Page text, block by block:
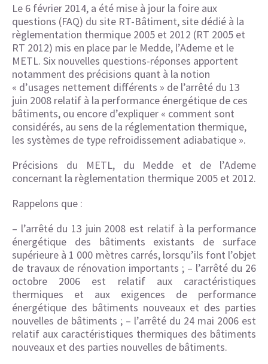
Le 6 février 2014, a été mise à jour la foire aux
questions (FAQ) du site RT-Bâtiment, site dédié à la
règlementation thermique 2005 et 2012 (RT 2005 et
RT 2012) mis en place par le Medde, l’Ademe et le
METL. Six nouvelles questions-réponses apportent
notamment des précisions quant à la notion
« d’usages nettement différents » de l’arrêté du 13
juin 2008 relatif à la performance énergétique de ces
bâtiments, ou encore d’expliquer « comment sont
considérés, au sens de la réglementation thermique,
les systèmes de type refroidissement adiabatique ».
Précisions du METL, du Medde et de l’Ademe
concernant la règlementation thermique 2005 et 2012.
Rappelons que :
– l’arrêté du 13 juin 2008 est relatif à la performance
énergétique des bâtiments existants de surface
supérieure à 1 000 mètres carrés, lorsqu’ils font l’objet
de travaux de rénovation importants ; – l’arrêté du 26
octobre 2006 est relatif aux caractéristiques
thermiques et aux exigences de performance
énergétique des bâtiments nouveaux et des parties
nouvelles de bâtiments ; – l’arrêté du 24 mai 2006 est
relatif aux caractéristiques thermiques des bâtiments
nouveaux et des parties nouvelles de bâtiments.